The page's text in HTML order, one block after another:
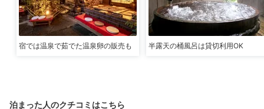
宿では温泉で茹でた温泉卵の販売も 半露天の桶風呂は貸切利用OK
泊まった人のクチコミはこちら